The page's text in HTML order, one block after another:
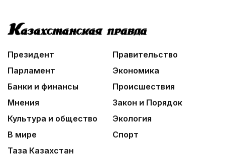
Не хочется уезжать
Нужен ли бумажный документ?
Президент
Правительство
Парламент
Экономика
Банки и финансы
Происшествия
Мнения
Закон и Порядок
Культура и общество
Экология
В мире
Спорт
Таза Казахстан